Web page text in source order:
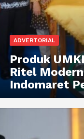
ADVERTORIAL
Produk
Ritel
Indomaret